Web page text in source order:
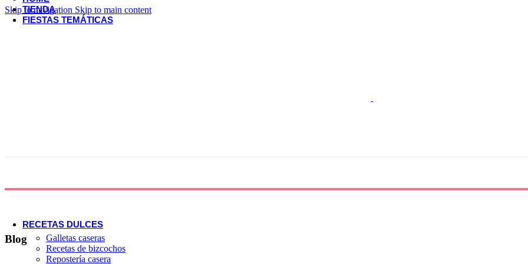
Skip to navigation Skip to main content
TIENDA
FIESTAS TEMÁTICAS
Celebra el Verano
RECETAS DULCES
Galletas caseras
Recetas de bizcochos
Repostería casera
Blog